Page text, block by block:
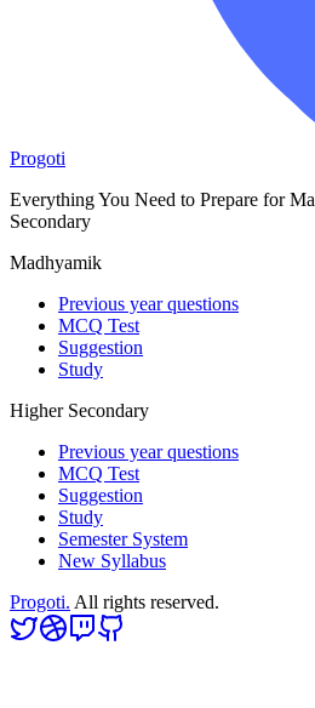
Progoti
Everything You Need to Prepare for
Secondary
Madhyamik
Previous year questions
MCQ Test
Suggestion
Study
Higher Secondary
Previous year questions
MCQ Test
Suggestion
Study
Semester System
New Syllabus
Progoti. All rights reserved.